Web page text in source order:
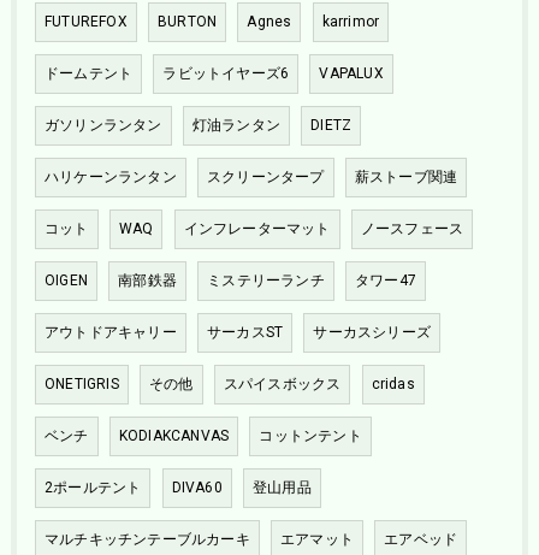
FUTUREFOX BURTON Agnes karrimor
ドームテント ラビットイヤーズ6 VAPALUX
ガソリンランタン 灯油ランタン DIETZ
ハリケーンランタン スクリーンタープ 薪ストーブ関連
コット WAQ インフレーターマット ノースフェース
OIGEN 南部鉄器 ミステリーランチ タワー47
アウトドアキャリー サーカスST サーカスシリーズ
ONETIGRIS その他 スパイスボックス cridas
ベンチ KODIAKCANVAS コットンテント
2ポールテント DIVA60 登山用品
マルチキッチンテーブルカーキ エアマット エアベッド